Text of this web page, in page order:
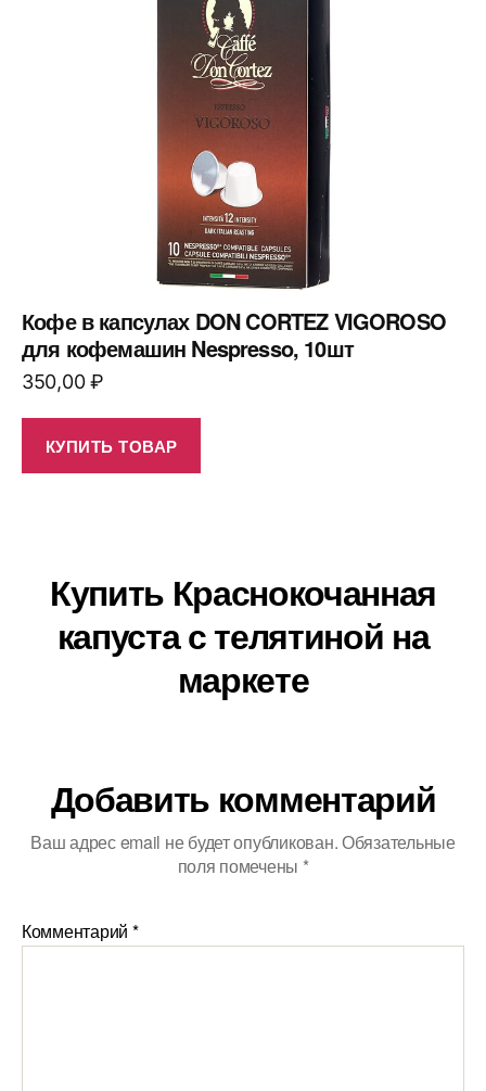
Кофе в капсулах DON CORTEZ VIGOROSO
для кофемашин Nespresso, 10шт
350,00₽
КУПИТЬ ТОВАР
Купить Краснокочанная
капуста с телятиной на
маркете
Добавить комментарий
Ваш адрес email не будет опубликован.Обязательные
поля помечены *
Комментарий *